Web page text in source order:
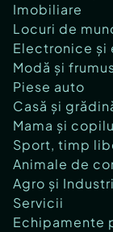
Imobiliare
Locuri de
Electronice și
Modă și
Piese auto
Casă și
Mama și
Sport, timp
Animale de
Agro și
Servicii
Echipamente